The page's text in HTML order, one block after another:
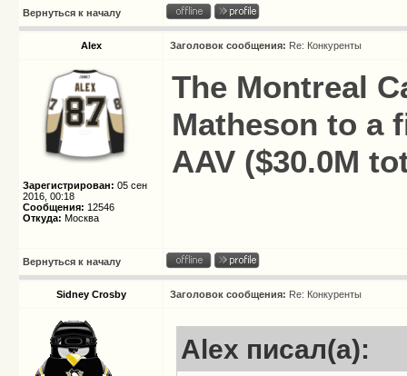
Вернуться к началу
Alex Заголовок сообщения: Re: Конкуренты
Зарегистрирован: 05 сен
2016, 00:18
Сообщения: 12546
Откуда: Москва
The Montreal
Matheson to a
AAV ($30.0M
Вернуться к началу
Sidney Crosby Заголовок сообщения: Re: Конкуренты
Alex писал(а):